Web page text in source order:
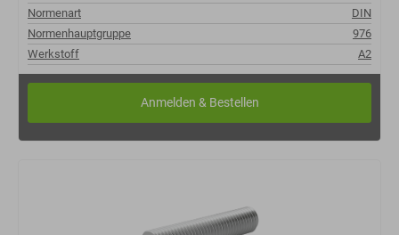
Normenart
DIN
Normenhauptgruppe
976
Werkstoff
A2